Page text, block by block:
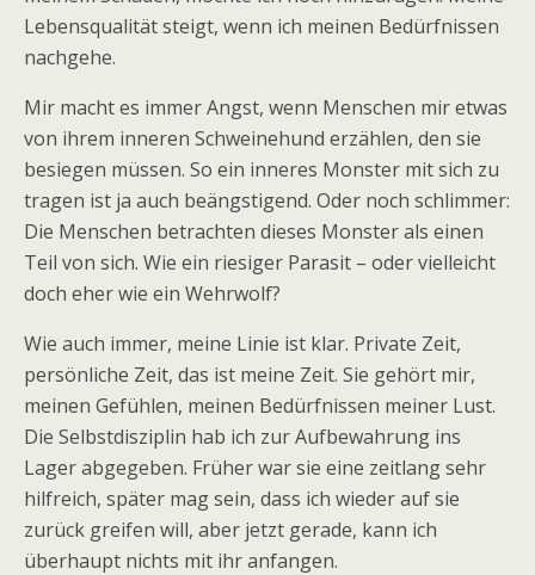
Lebensqualität steigt, wenn ich meinen Bedürfnissen
nachgehe.
Mir macht es immer Angst, wenn Menschen mir etwas
von ihrem inneren Schweinehund erzählen, den sie
besiegen müssen. So ein inneres Monster mit sich zu
tragen ist ja auch beängstigend. Oder noch schlimmer:
Die Menschen betrachten dieses Monster als einen
Teil von sich. Wie ein riesiger Parasit – oder vielleicht
doch eher wie ein Wehrwolf?
Wie auch immer, meine Linie ist klar. Private Zeit,
persönliche Zeit, das ist meine Zeit. Sie gehört mir,
meinen Gefühlen, meinen Bedürfnissen meiner Lust.
Die Selbstdisziplin hab ich zur Aufbewahrung ins
Lager abgegeben. Früher war sie eine zeitlang sehr
hilfreich, später mag sein, dass ich wieder auf sie
zurück greifen will, aber jetzt gerade, kann ich
überhaupt nichts mit ihr anfangen.